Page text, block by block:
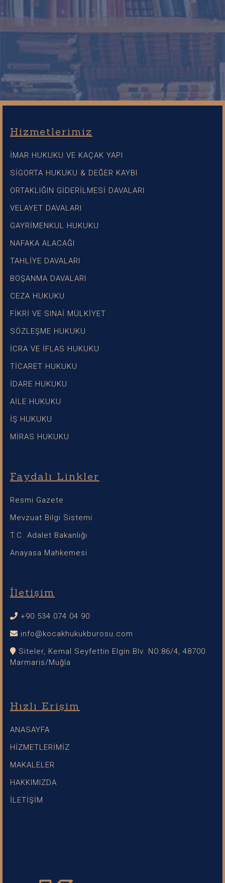
Hizmetlerimiz
İMAR HUKUKU VE KAÇAK YAPI
SİGORTA HUKUKU & DEĞER KAYBI
ORTAKLIĞIN GİDERİLMESİ DAVALARI
VELAYET DAVALARI
GAYRİMENKUL HUKUKU
NAFAKA ALACAĞI
TAHLİYE DAVALARI
BOŞANMA DAVALARI
CEZA HUKUKU
FİKRİ VE SINAİ MÜLKİYET
SÖZLEŞME HUKUKU
İCRA VE İFLAS HUKUKU
TİCARET HUKUKU
İDARE HUKUKU
AİLE HUKUKU
İŞ HUKUKU
MİRAS HUKUKU
Faydalı Linkler
Resmi Gazete
Mevzuat Bilgi Sistemi
T.C. Adalet Bakanlığı
Anayasa Mahkemesi
İletişim
+90 534 074 04 90
info@kocakhukukburosu.com
Siteler, Kemal Seyfettin Elgin Blv. NO:86/4, 48700
Marmaris/Muğla
Hızlı Erişim
ANASAYFA
HİZMETLERİMİZ
MAKALELER
HAKKIMIZDA
İLETİŞİM